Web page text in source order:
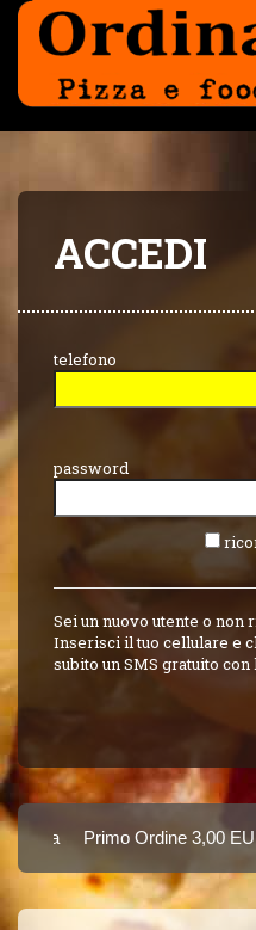
ACCEDI
telefono
password
Sei un nuovo utente o non
Inserisci il tuo cellulare e
subito un SMS gratuito con
Primo Ordine 3,00